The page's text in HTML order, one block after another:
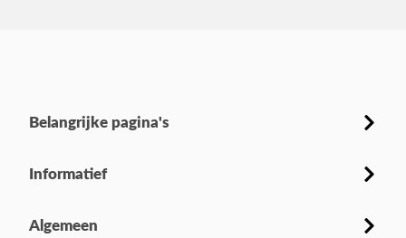
Belangrijke pagina's
Informatief
Algemeen